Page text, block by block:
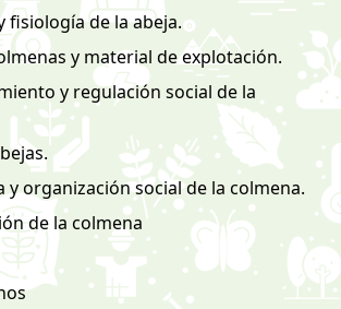
fisiología de la abeja.
y material de explotación.
y regulación social de la
organización social de la colmena.
de la colmena